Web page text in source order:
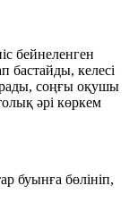
бейнеленген
бастайды, келесі
соңғы оқушы
әрі көркем
буынға бөлініп,